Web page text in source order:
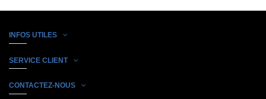
INFOS UTILES
SERVICE CLIENT
CONTACTEZ-NOUS